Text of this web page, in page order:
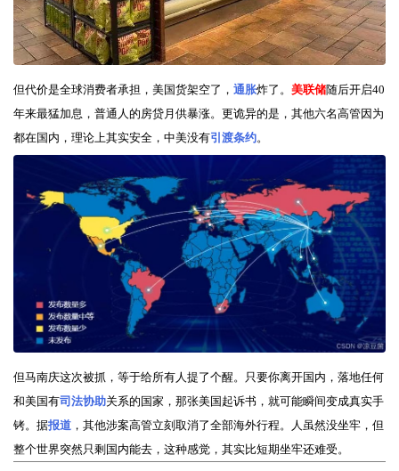
但代价是全球消费者承担，美国货架空了， 通胀炸了。 美联储随后开启40
年来最猛加息，普通人的房贷月供暴涨。更诡异的是，其他六名高管因为
都在国内，理论上其实安全，中美没有引渡条约。
但马南庆这次被抓，等于给所有人提了个醒。只要你离开国内，落地任何
和美国有司法协助关系的国家，那张美国起诉书，就可能瞬间变成真实手
铐。据报道 ，其他涉案高管立刻取消了全部海外行程。人虽然没坐牢，但
整个世界突然只剩国内能去，这种感觉，其实比短期坐牢还难受。